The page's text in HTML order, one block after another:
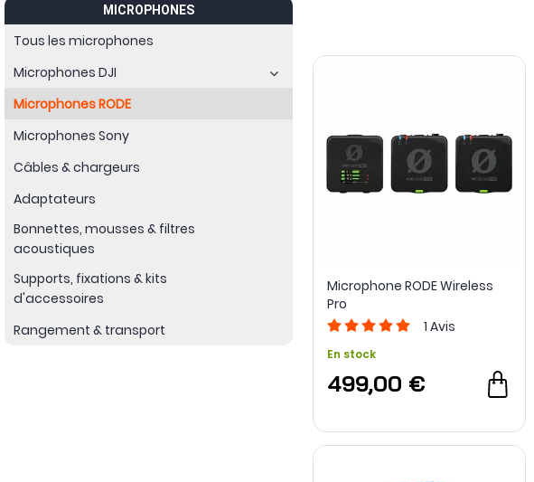
MICROPHONES
Tous les microphones
Microphones DJI
Microphones RODE
Microphones Sony
Câbles & chargeurs
Adaptateurs
Bonnettes, mousses & filtres
acoustiques
Supports, fixations & kits
d'accessoires
Rangement & transport
Microphone RODE Wireless
Pro
1 Avis
En stock
499,00 €